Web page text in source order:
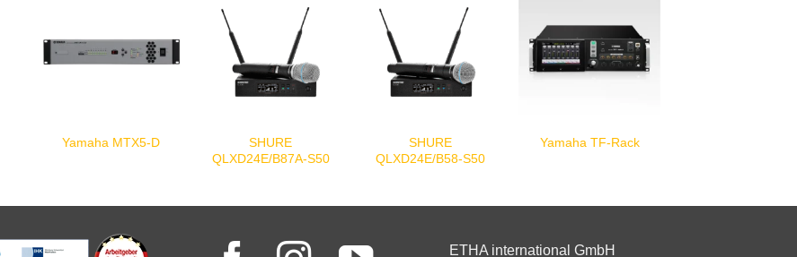
Yamaha MTX5-D
SHURE
QLXD24E/B87A-S50
SHURE
QLXD24E/B58-S50
Yamaha TF-Rack
ETHA international GmbH